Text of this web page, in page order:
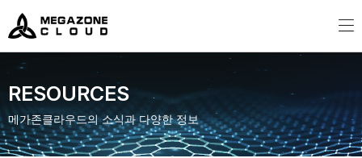
MegazoneCloud
디지털 전문 기업, 메가존클라우드
RESOURCES
메가존클라우드의 소식과 다양한 정보